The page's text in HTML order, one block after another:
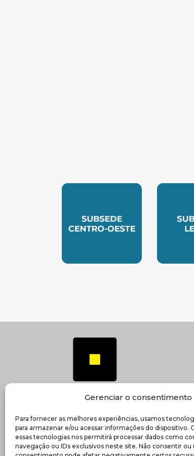
Gerenciar o consentimento
Para fornecer as melhores experiências, usamos
para armazenar e/ou acessar informações do dispositivo.
essas tecnologias nos permitirá processar dados como
navegação ou IDs exclusivos neste site. Não consentir ou
Transparência e prestação de